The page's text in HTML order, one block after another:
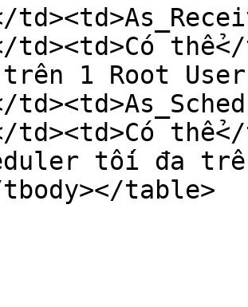
td><td>Có
1 Root
td><td>Có
tối đa